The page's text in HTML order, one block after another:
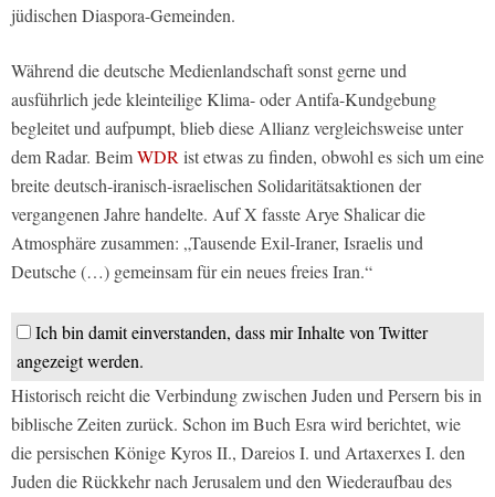
jüdischen Diaspora-Gemeinden.
Während die deutsche Medienlandschaft sonst gerne und
ausführlich jede kleinteilige Klima- oder Antifa-Kundgebung
begleitet und aufpumpt, blieb diese Allianz vergleichsweise unter
dem Radar. BeimWDRist etwas zu finden, obwohl es sich um eine
breite deutsch-iranisch-israelischen Solidaritätsaktionen der
vergangenen Jahre handelte. Auf X fasste Arye Shalicar die
Atmosphäre zusammen: „Tausende Exil-Iraner, Israelis und
Deutsche (…) gemeinsam für ein neues freies Iran.“
Ich bin damit einverstanden, dass mir Inhalte von Twitter
angezeigt werden.
Historisch reicht die Verbindung zwischen Juden und Persern bis in
biblische Zeiten zurück. Schon im Buch Esra wird berichtet, wie
die persischen Könige Kyros II., Dareios I. und Artaxerxes I. den
Juden die Rückkehr nach Jerusalem und den Wiederaufbau des